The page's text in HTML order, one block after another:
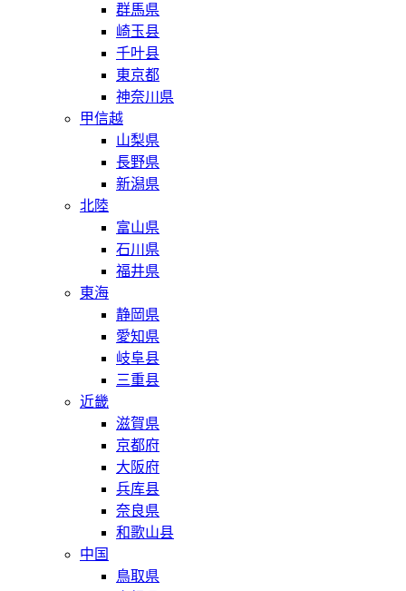
群馬県
崎玉县
千叶县
東京都
神奈川県
甲信越
山梨県
長野県
新潟県
北陸
富山県
石川県
福井県
東海
静岡県
愛知県
岐阜县
三重县
近畿
滋賀県
京都府
大阪府
兵库县
奈良県
和歌山县
中国
鳥取県